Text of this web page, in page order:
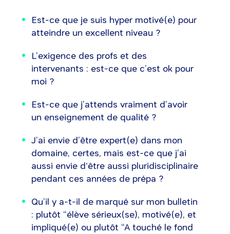
Est-ce que je suis hyper motivé(e) pour
atteindre un excellent niveau ?
L’exigence des profs et des
intervenants : est-ce que c’est ok pour
moi ?
Est-ce que j’attends vraiment d’avoir
un enseignement de qualité ?
J’ai envie d’être expert(e) dans mon
domaine, certes, mais est-ce que j’ai
aussi envie d'être aussi pluridisciplinaire
pendant ces années de prépa ?
Qu’il y a-t-il de marqué sur mon bulletin
: plutôt “élève sérieux(se), motivé(e), et
impliqué(e) ou plutôt “A touché le fond